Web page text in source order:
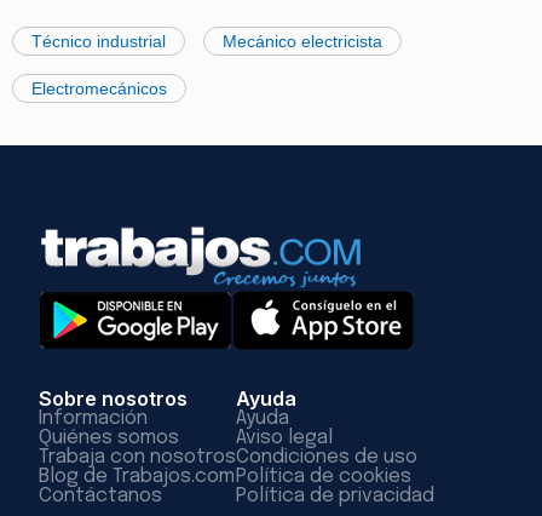
Técnico industrial Mecánico electricista
Electromecánicos
Sobre nosotros
Información
Quiénes somos
Trabaja con nosotros
Blog de Trabajos.com
Contáctanos
Ayuda
Ayuda
Aviso legal
Condiciones de uso
Política de cookies
Política de privacidad